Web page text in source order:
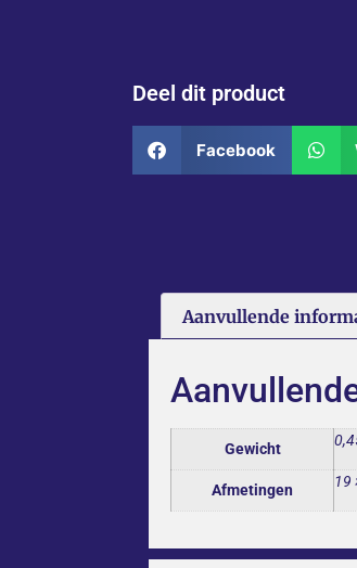
Deel dit product
Facebook
Aanvullende
Gewicht
Afmetingen 19